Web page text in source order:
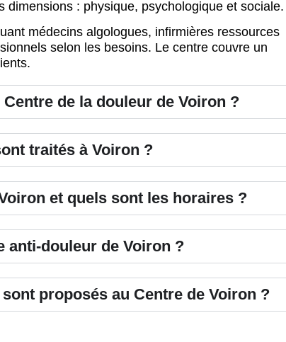
dimensions : physique, psychologique et sociale.
médecins algologues, infirmières ressources
selon les besoins. Le centre couvre un
de la douleur de Voiron ?
traités à Voiron ?
et quels sont les horaires ?
anti-douleur de Voiron ?
proposés au Centre de Voiron ?